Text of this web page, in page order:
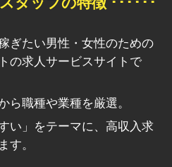
ぎたい男性・女性のための
の求人サービスサイトで
ら職種や業種を厳選。
い」をテーマに、高収入求
す。